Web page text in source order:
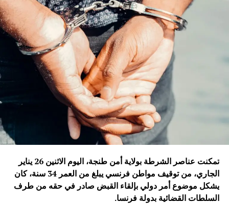
تمكنت عناصر الشرطة بولاية أمن طنجة، اليوم الاثنين 26 يناير
الجاري، من توقيف مواطن فرنسي يبلغ من العمر 34 سنة، كان
يشكل موضوع أمر دولي بإلقاء القبض صادر في حقه من طرف
السلطات القضائية بدولة فرنسا.